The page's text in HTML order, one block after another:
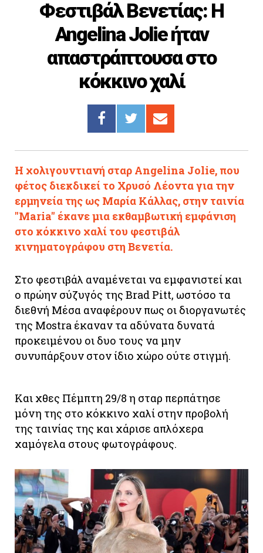
ΣΥΝΔΕΣΜΟΙ
Φεστιβάλ Βενετίας: Η
Angelina Jolie ήταν
απαστράπτουσα στο
κόκκινο χαλί
Η χολιγουντιανή σταρ Angelina Jolie, που
φέτος διεκδικεί το Χρυσό Λέοντα για την
ερμηνεία της ως Μαρία Κάλλας, στην ταινία
"Maria" έκανε μια εκθαμβωτική εμφάνιση
στο κόκκινο χαλί του φεστιβάλ
κινηματογράφου στη Βενετία.
Στο φεστιβάλ αναμένεται να εμφανιστεί και
ο πρώην σύζυγός της Brad Pitt, ωστόσο τα
διεθνή Μέσα αναφέρουν πως οι διοργανωτές
της Mostra έκαναν τα αδύνατα δυνατά
προκειμένου οι δυο τους να μην
συνυπάρξουν στον ίδιο χώρο ούτε στιγμή.
Και χθες Πέμπτη 29/8 η σταρ περπάτησε
μόνη της στο κόκκινο χαλί στην προβολή
της ταινίας της και χάρισε απλόχερα
χαμόγελα στους φωτογράφους.